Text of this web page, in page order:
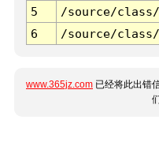
5
/source/
6
/source/
www.365jz.com 已经将此出错